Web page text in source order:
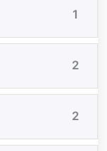
1
2
2